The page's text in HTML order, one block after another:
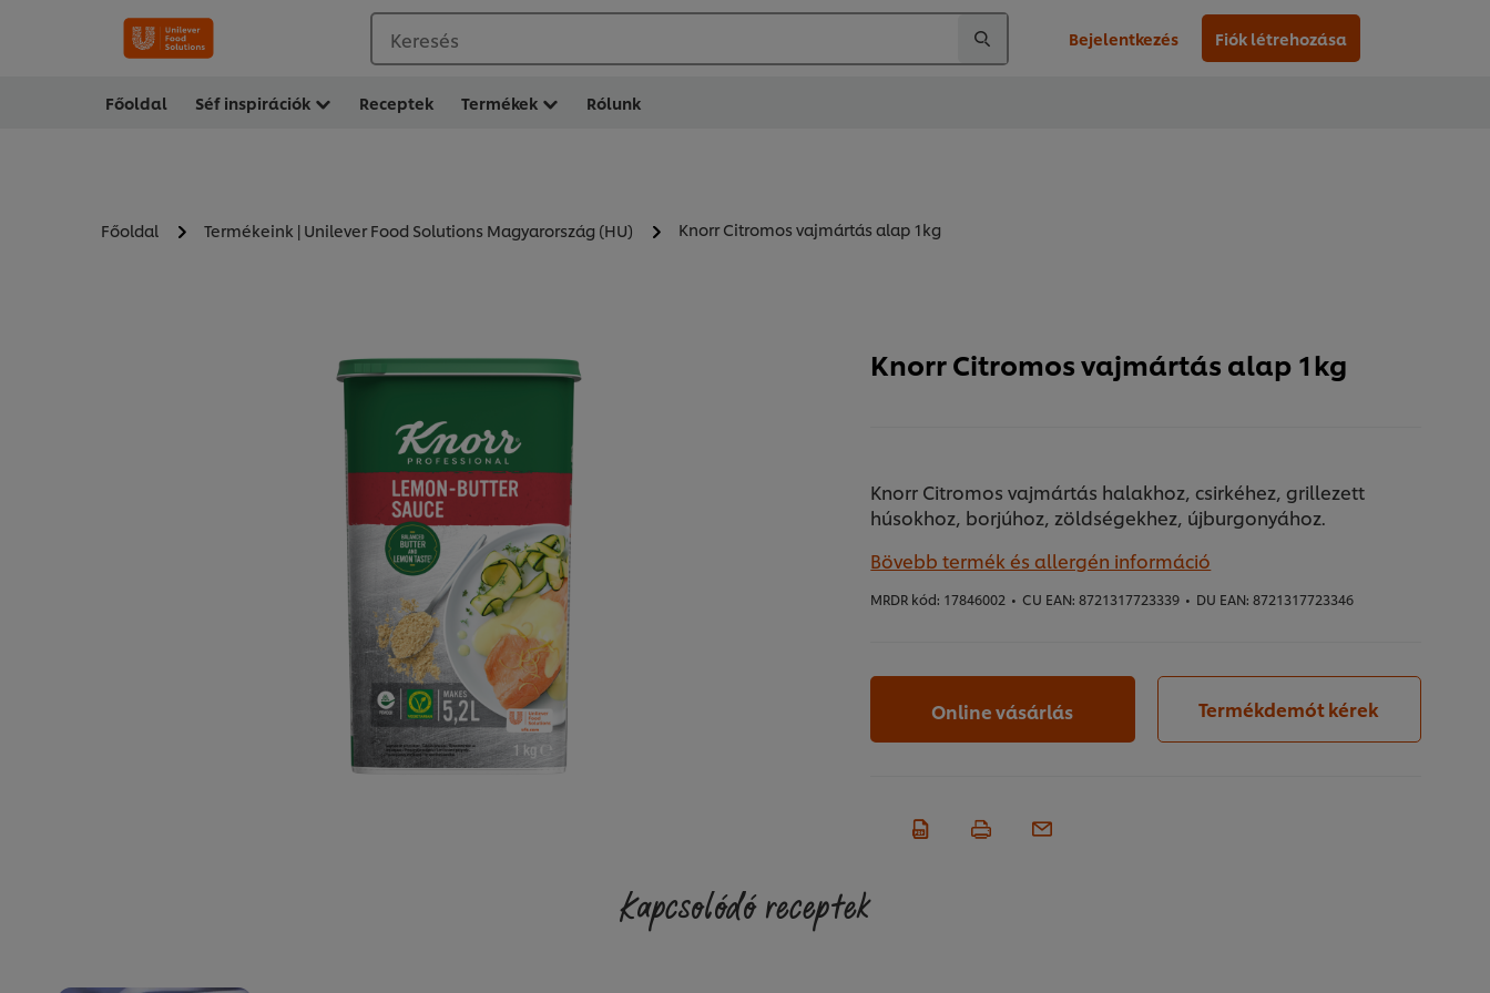
Keresés Bejelentkezés Fiók létrehozása
Főoldal Séf inspirációk Receptek Termékek Rólunk
Főoldal Termékeink | Unilever Food Solutions Magyarország (HU) Knorr Citromos vajmártás alap 1kg
Knorr Citromos vajmártás alap 1kg
Knorr Citromos vajmártás halakhoz, csirkéhez, grillezett
húsokhoz, borjúhoz, zöldségekhez, újburgonyához.
Bövebb termék és allergén információ
MRDR kód: 17846002 • CU EAN: 8721317723339 • DU EAN: 8721317723346
Online vásárlás Termékdemót kérek
Kapcsolódó receptek